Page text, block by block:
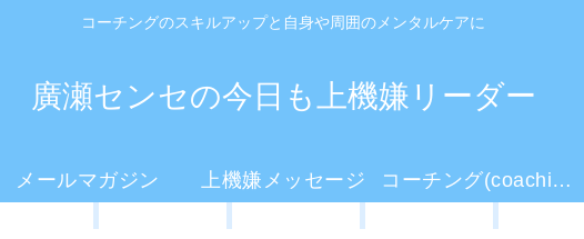
コーチングのスキルアップと自身や周囲のメンタルケアに
廣瀬センセの今日も上機嫌リーダー
メールマガジン 上機嫌メッセージ コーチング(coaching)とは？